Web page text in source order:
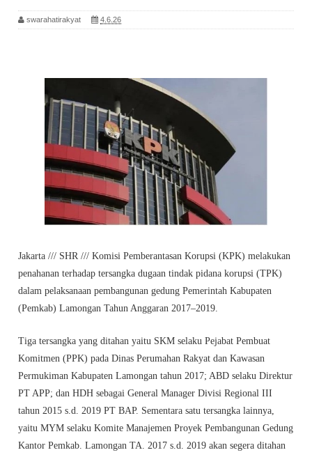
swarahatirakyat 4.6.26
Jakarta /// SHR /// Komisi Pemberantasan Korupsi (KPK) melakukan
penahanan terhadap tersangka dugaan tindak pidana korupsi (TPK)
dalam pelaksanaan pembangunan gedung Pemerintah Kabupaten
(Pemkab) Lamongan Tahun Anggaran 2017–2019.
Tiga tersangka yang ditahan yaitu SKM selaku Pejabat Pembuat
Komitmen (PPK) pada Dinas Perumahan Rakyat dan Kawasan
Permukiman Kabupaten Lamongan tahun 2017; ABD selaku Direktur
PT APP; dan HDH sebagai General Manager Divisi Regional III
tahun 2015 s.d. 2019 PT BAP. Sementara satu tersangka lainnya,
yaitu MYM selaku Komite Manajemen Proyek Pembangunan Gedung
Kantor Pemkab. Lamongan TA. 2017 s.d. 2019 akan segera ditahan